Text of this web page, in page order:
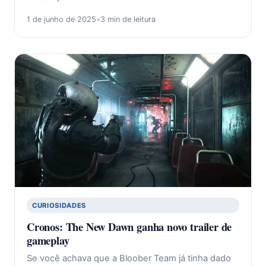
1 de junho de 2025•3 min de leitura
CURIOSIDADES
Cronos: The New Dawn ganha novo trailer de
gameplay
Se você achava que a Bloober Team já tinha dado